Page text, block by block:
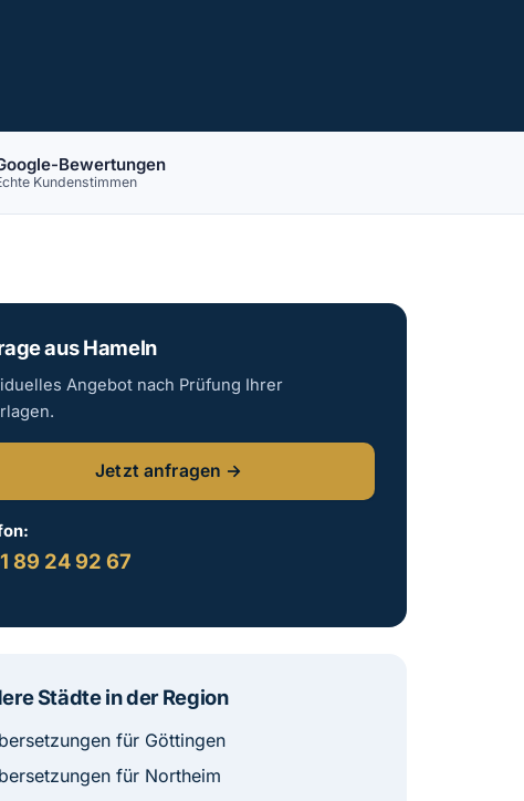
Bewertungen
Kundenstimmen
aus Hameln
Angebot nach Prüfung Ihrer
Jetzt anfragen →
89 24 92 67
Städte in der Region
für Göttingen
für Northeim